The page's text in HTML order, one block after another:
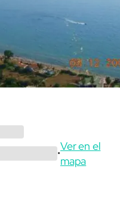
•
Ver en el
mapa